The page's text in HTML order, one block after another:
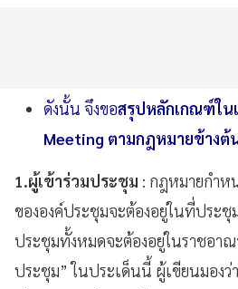
ดังนั้น จึงขอสรุปหลักเกณฑ์ใน
Meeting ตามกฎหมายข้างต้
1.ผู้เข้าร่วมประชุม : กฎหมายกำห
ขององค์ประชุมจะต้องอยู่ในที่ประชุ
ประชุมทั้งหมดจะต้องอยู่ในราชอา
ประชุม” ในประเด็นนี้ ผู้เขียนมองว่